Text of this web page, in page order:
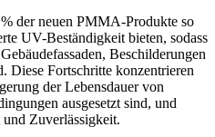
der neuen PMMA-Produkte so
UV-Beständigkeit bieten, sodass
Beschilderungen
Diese Fortschritte konzentrieren
der Lebensdauer von
ausgesetzt sind, und
Zuverlässigkeit.